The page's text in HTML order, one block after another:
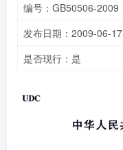
编号：GB50506-2009
发布日期：2009-06-17
是否现行：是